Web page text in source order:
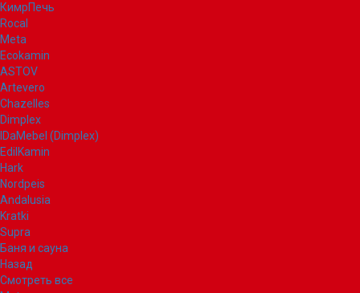
КимрПечь
Rocal
Meta
Ecokamin
ASTOV
Artevero
Chazelles
Dimplex
IDaMebel (Dimplex)
EdilKamin
Hark
Nordpeis
Andalusia
Kratki
Supra
Баня и сауна
Назад
Смотреть все